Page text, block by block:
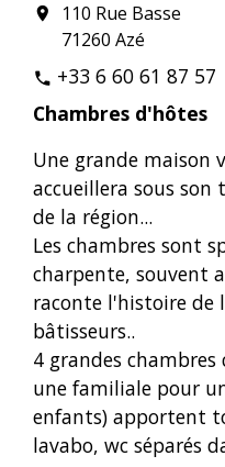
location_on
110 Rue Basse
71260 Azé
phone +33 6 60 61 87 57
Chambres d'hôtes
Une grande maison
accueillera sous
de la région...
Les chambres sont
charpente, souvent
raconte l'histoire de
bâtisseurs..
4 grandes chambres
une familiale pour
enfants) apportent
lavabo, wc séparés